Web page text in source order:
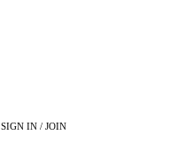
SIGN IN / JOIN